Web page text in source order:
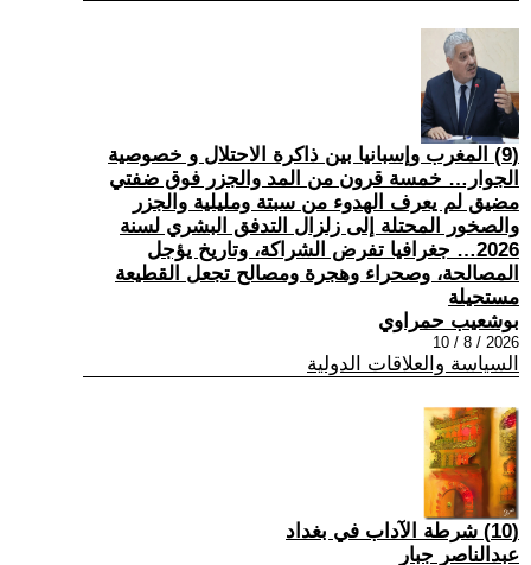
(9) المغرب وإسبانيا بين ذاكرة الاحتلال و خصوصية
الجوار… خمسة قرون من المد والجزر فوق ضفتي
مضيق لم يعرف الهدوء من سبتة ومليلية والجزر
والصخور المحتلة إلى زلزال التدفق البشري لسنة
2026… جغرافيا تفرض الشراكة، وتاريخ يؤجل
المصالحة، وصحراء وهجرة ومصالح تجعل القطيعة
مستحيلة
بوشعيب حمراوي
2026 / 8 / 10
السياسة والعلاقات الدولية
(10) شرطة الآداب في بغداد
عبدالناصر جبار